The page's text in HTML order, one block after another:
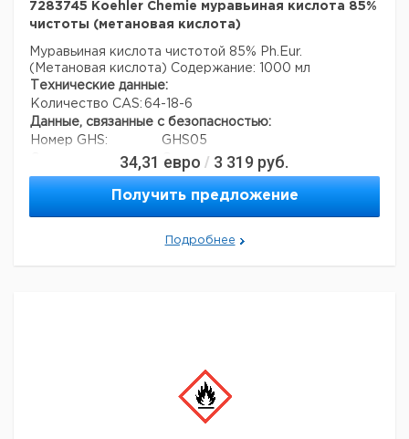
7283745 Koehler Chemie муравьиная кислота 85%
чистоты (метановая кислота)
Муравьиная кислота чистотой 85% Ph.Eur.
(Метановая кислота) Содержание: 1000 мл
Технические данные:
Количество CAS: 64-18-6
Данные, связанные с безопасностью:
Номер GHS:
GHS05
Сигнальное слово:
Опасность
Формулировки
H314
3412
Данные для транспортировки (реальные данные
34,31 евро / 3 319 руб.
Получить предложение
Подробнее